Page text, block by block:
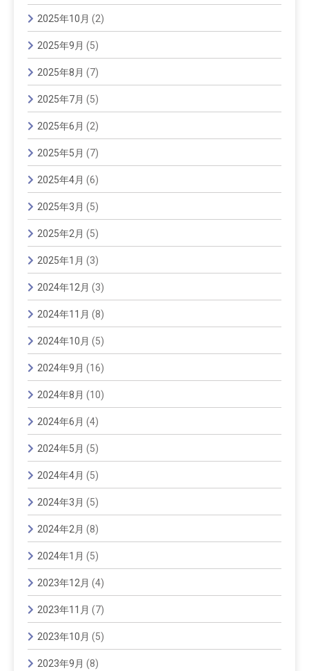
2025年10月 (2)
2025年9月 (5)
2025年8月 (7)
2025年7月 (5)
2025年6月 (2)
2025年5月 (7)
2025年4月 (6)
2025年3月 (5)
2025年2月 (5)
2025年1月 (3)
2024年12月 (3)
2024年11月 (8)
2024年10月 (5)
2024年9月 (16)
2024年8月 (10)
2024年6月 (4)
2024年5月 (5)
2024年4月 (5)
2024年3月 (5)
2024年2月 (8)
2024年1月 (5)
2023年12月 (4)
2023年11月 (7)
2023年10月 (5)
2023年9月 (8)